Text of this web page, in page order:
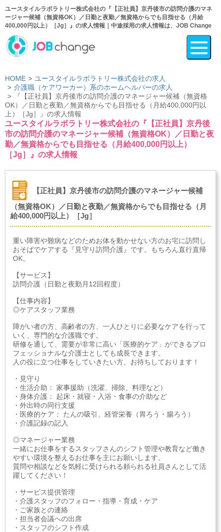
ユースタイルラボラトリー株式会社の『【正社員】京丹後市の訪問介護のマネ
ージャー候補（無資格OK）／日勤と夜勤／無資格からでも目指せる（月給
400,000円以上）［Jg］』の求人情報｜中途採用の求人情報は、JOB Change
HOME
ユースタイルラボラトリー株式会社の求人
介護職（ケアワーカー）系のホームヘルパーの求人
『【正社員】京丹後市の訪問介護のマネージャー候補（無資格
OK）／日勤と夜勤／無資格からでも目指せる（月給400,000円以
上）［Jg］』の求人情報
ユースタイルラボラトリー株式会社の『【正社員】京丹後
市の訪問介護のマネージャー候補（無資格OK）／日勤と夜
勤／無資格からでも目指せる（月給400,000円以上）
［Jg］』の求人情報
【正社員】京丹後市の訪問介護のマネージャー候補
（無資格OK）／日勤と夜勤／無資格からでも目指せる（月
給400,000円以上）［Jg］
重い障害や難病などのためお体を動かせない方のお宅に訪問し
おそばでケアする『見守り訪問介護』です。もちろん直行直帰
OK。
【サービス】
訪問介護（日勤と夜勤月12回程度）
【仕事内容】
◎ケアスタッフ業務
障がい者の方、高齢者の方、一人ひとりに必要なケアを行って
いく、専門的な介護職です。
研修を通して、需要が非常に高い「医療的ケア」ができるプロ
フェッショナルな介護士としても成長できます。
人の役に立つ仕事をしていきたい方、お待ちしております！
・見守り
・生活介助： 家事援助（洗濯、掃除、料理など）
・身体介護： 起床・就寝・入浴・食事の介助など
・外出時の同行支援
・医療的ケア： たんの吸引、経管栄養（胃ろう・腸ろう）
・介護記録の記入
◎マネージャー業務
一緒にお仕事をするスタッフさんのシフト管理や教育など働き
やすい環境を整えるお仕事を主にお願いします。
質問や相談などを気軽に受けられる頼られる社員さんとして活
躍してください！
・サービス提供管理
・介護スタッフのフォロー・指導・育成・ケア
・ご家族との連絡
・担当者会議への出席
・スタッフのシフト作成